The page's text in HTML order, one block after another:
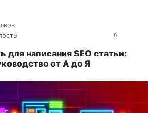
0
для написания SEO статьи:
от А до Я